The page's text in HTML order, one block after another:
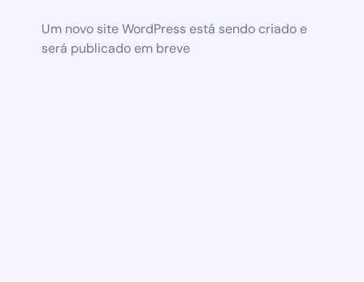
Um novo site WordPress está sendo criado e
será publicado em breve